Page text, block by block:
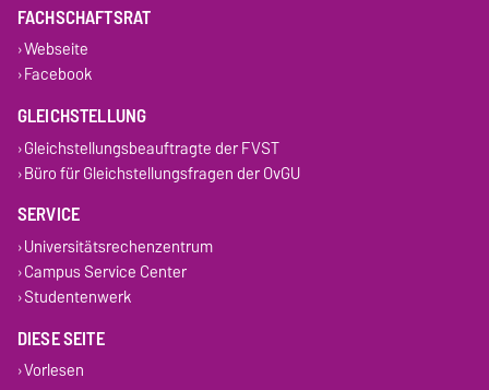
FACHSCHAFTSRAT
Webseite
Facebook
GLEICHSTELLUNG
Gleichstellungsbeauftragte der FVST
Büro für Gleichstellungsfragen der OvGU
SERVICE
Universitätsrechenzentrum
Campus Service Center
Studentenwerk
DIESE SEITE
Vorlesen